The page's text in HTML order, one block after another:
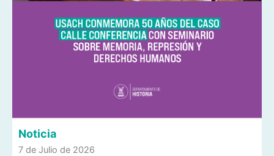
Noticia
7 de Julio de 2026